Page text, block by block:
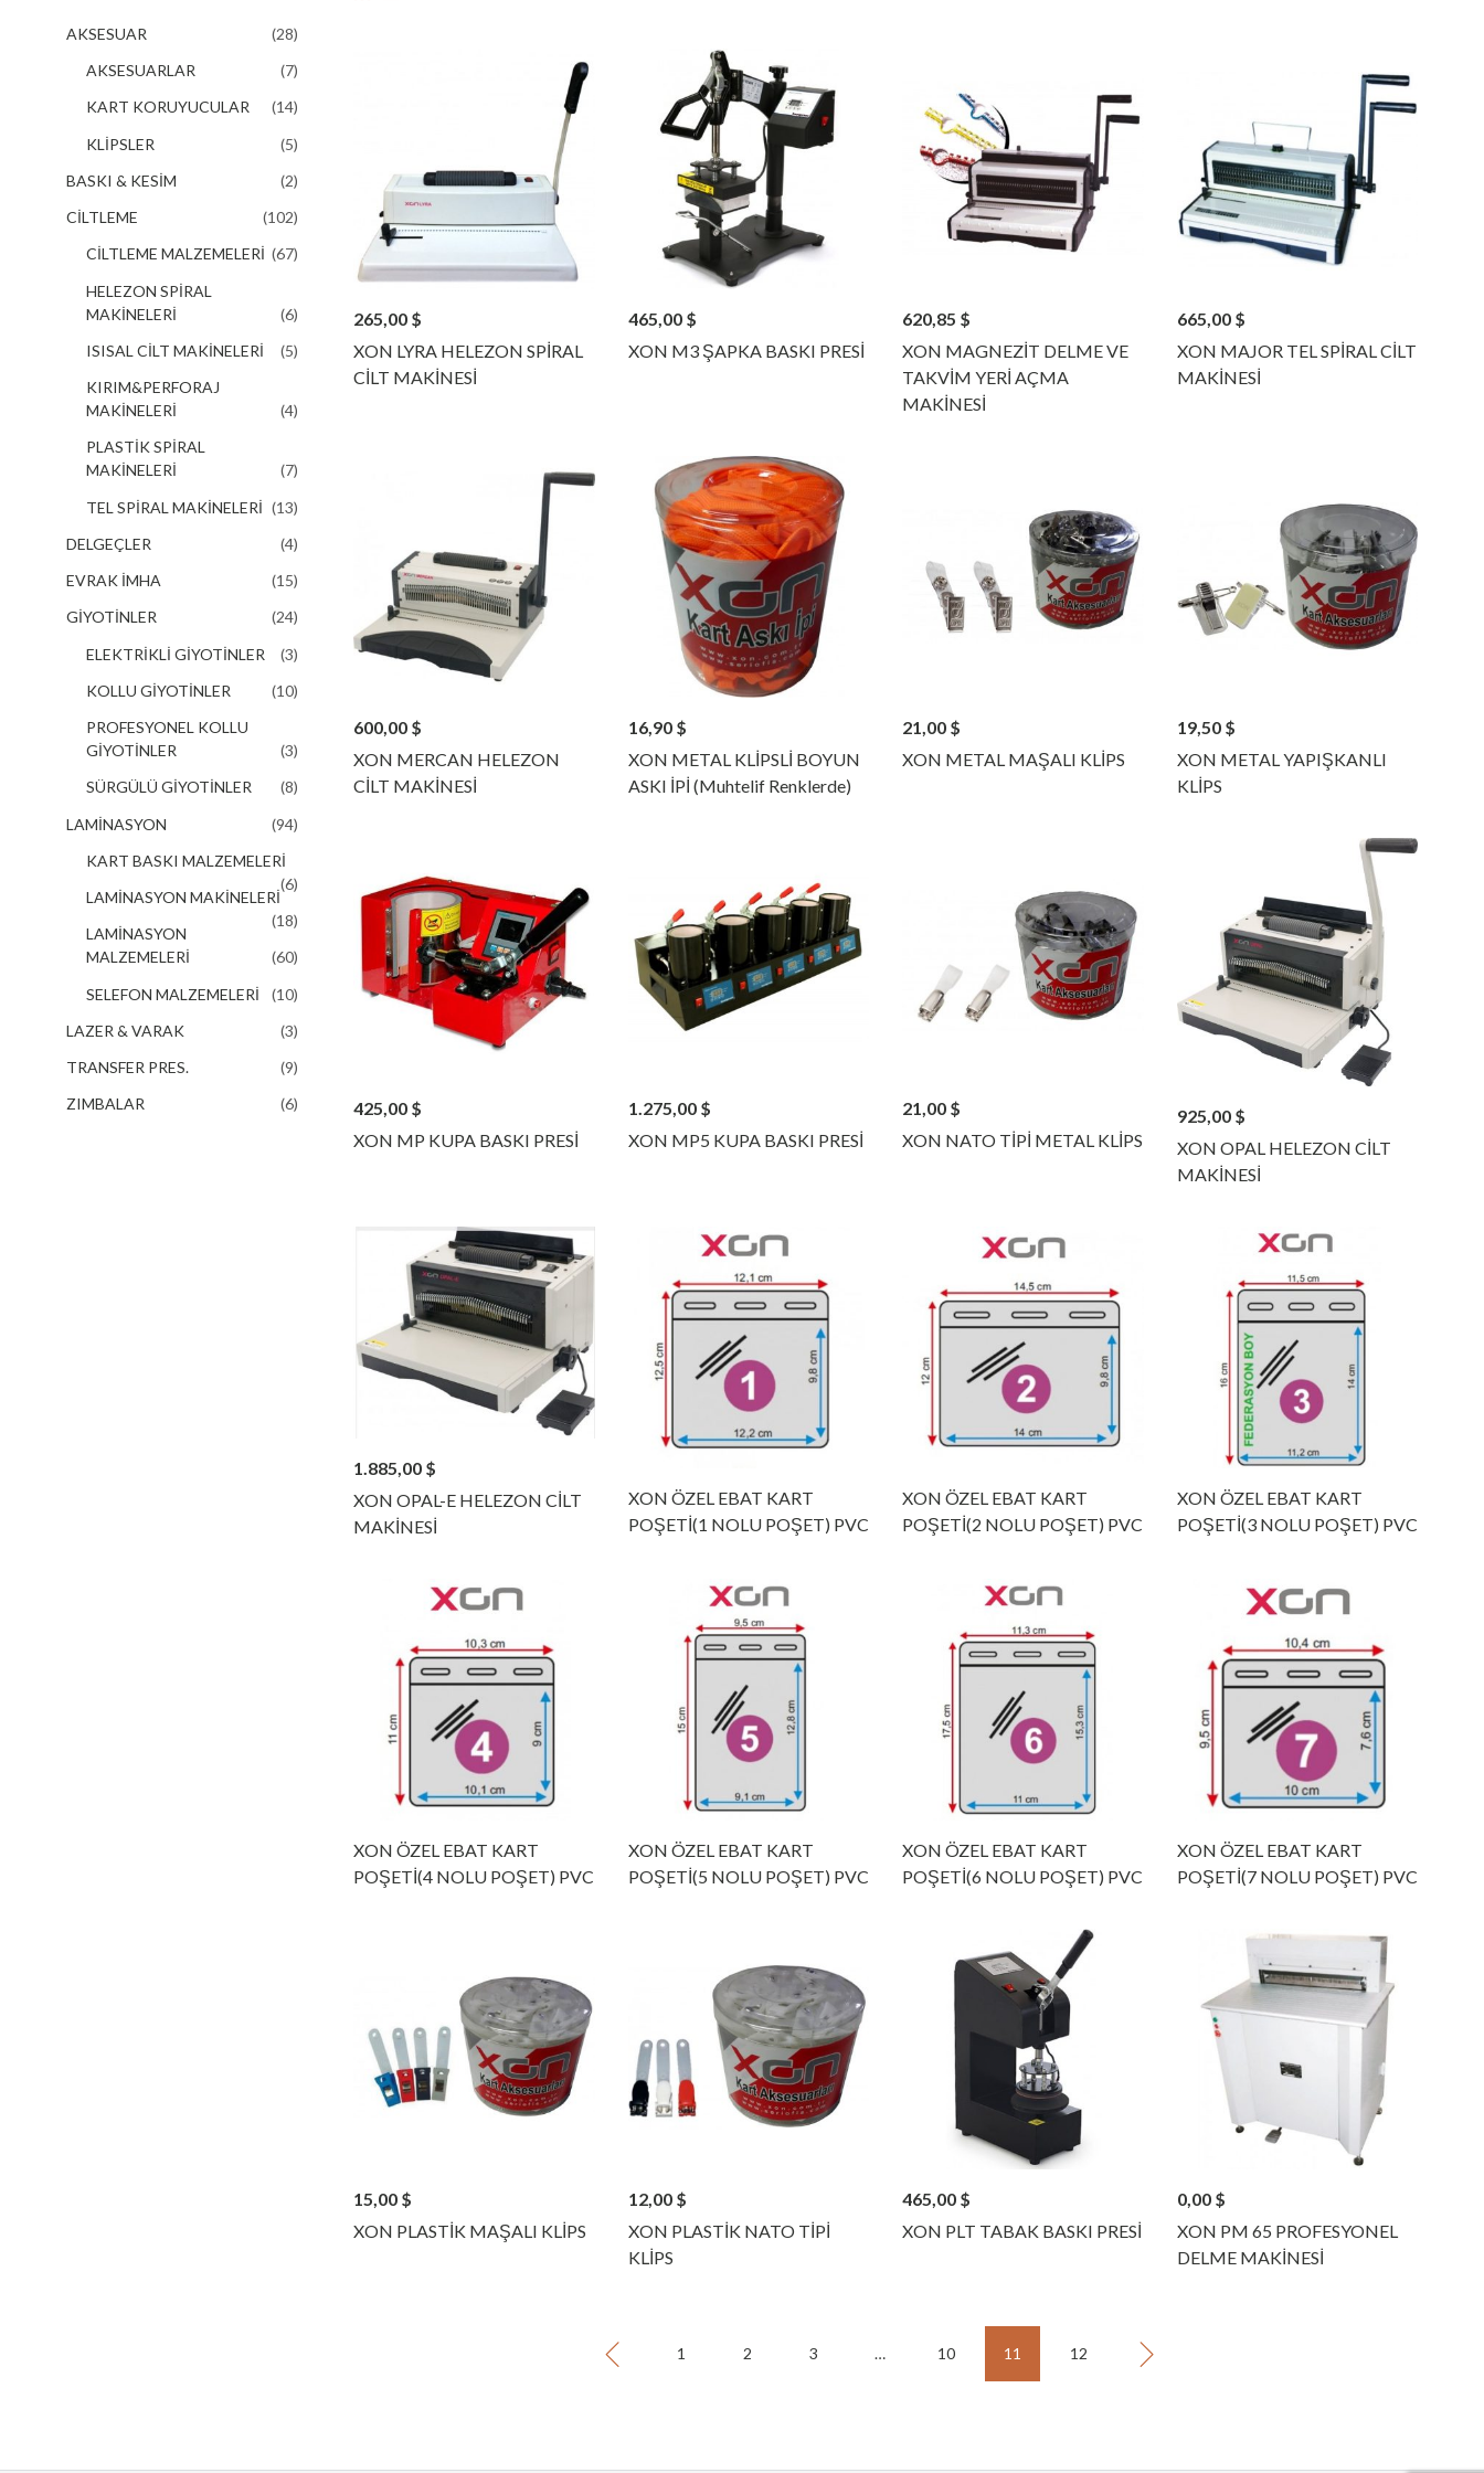
265,00 $
XON LYRA HELEZON SPİRAL
CİLT MAKİNESİ
465,00 $
XON M3 ŞAPKA BASKI PRESİ
620,85 $
XON MAGNEZİT DELME VE
TAKVİM YERİ AÇMA
MAKİNESİ
665,00 $
XON MAJOR TEL SPİRAL CİLT
MAKİNESİ
600,00 $
XON MERCAN HELEZON
CİLT MAKİNESİ
16,90 $
XON METAL KLİPSLİ BOYUN
ASKI İPİ (Muhtelif Renklerde)
21,00 $
XON METAL MAŞALI KLİPS
19,50 $
XON METAL YAPIŞKANLI
KLİPS
425,00 $
XON MP KUPA BASKI PRESİ
1.275,00 $
XON MP5 KUPA BASKI PRESİ
21,00 $
XON NATO TİPİ METAL KLİPS
925,00 $
XON OPAL HELEZON CİLT
MAKİNESİ
1.885,00 $
XON OPAL-E HELEZON CİLT
MAKİNESİ
XON ÖZEL EBAT KART
POŞETİ(1 NOLU POŞET) PVC
XON ÖZEL EBAT KART
POŞETİ(2 NOLU POŞET) PVC
XON ÖZEL EBAT KART
POŞETİ(3 NOLU POŞET) PVC
XON ÖZEL EBAT KART
POŞETİ(4 NOLU POŞET) PVC
XON ÖZEL EBAT KART
POŞETİ(5 NOLU POŞET) PVC
XON ÖZEL EBAT KART
POŞETİ(6 NOLU POŞET) PVC
XON ÖZEL EBAT KART
POŞETİ(7 NOLU POŞET) PVC
15,00 $
XON PLASTİK MAŞALI KLİPS
12,00 $
XON PLASTİK NATO TİPİ
KLİPS
465,00 $
XON PLT TABAK BASKI PRESİ
0,00 $
XON PM 65 PROFESYONEL
DELME MAKİNESİ
1 2 3 … 10 11 12
AKSESUAR
(28)
AKSESUARLAR
(7)
KART KORUYUCULAR
(14)
KLİPSLER
(5)
BASKI & KESİM
(2)
CİLTLEME
(102)
CİLTLEME MALZEMELERİ (67)
HELEZON SPİRAL
MAKİNELERİ
(6)
ISISAL CİLT MAKİNELERİ
(5)
KIRIM&PERFORAJ
MAKİNELERİ
(4)
PLASTİK SPİRAL
MAKİNELERİ
(7)
TEL SPİRAL MAKİNELERİ (13)
DELGEÇLER
(4)
EVRAK İMHA
(15)
GİYOTİNLER
(24)
ELEKTRİKLİ GİYOTİNLER
(3)
KOLLU GİYOTİNLER
(10)
PROFESYONEL KOLLU
GİYOTİNLER
(3)
SÜRGÜLÜ GİYOTİNLER
(8)
LAMİNASYON
(94)
KART BASKI MALZEMELERİ
(6)
LAMİNASYON MAKİNELERİ
(18)
LAMİNASYON
MALZEMELERİ
(60)
SELEFON MALZEMELERİ
(10)
LAZER & VARAK
(3)
TRANSFER PRES.
(9)
ZIMBALAR
(6)